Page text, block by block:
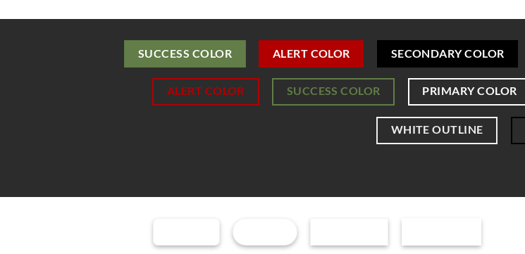
SECONDARY COLOR
ALERT COLOR
SUCCESS COLOR
PRIMARY COLOR
SUCCESS COLOR
ALERT COLOR
WHITE OUTLINE